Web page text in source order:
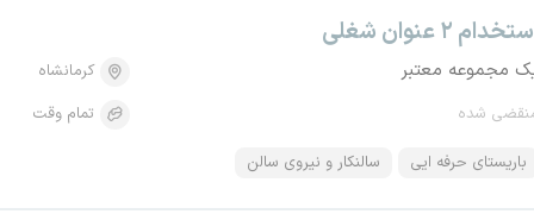
۲ عنوان شغلی
مجموعه معتبر
شده
کرمانشاه
تمام وقت
باریستای حرفه ایی سالنکار و نیروی سالن